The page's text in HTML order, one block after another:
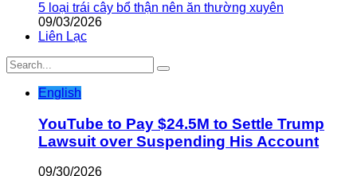
5 loại trái cây bổ thận nên ăn thường xuyên
09/03/2026
Liên Lạc
English
YouTube to Pay $24.5M to Settle Trump
Lawsuit over Suspending His Account
09/30/2026